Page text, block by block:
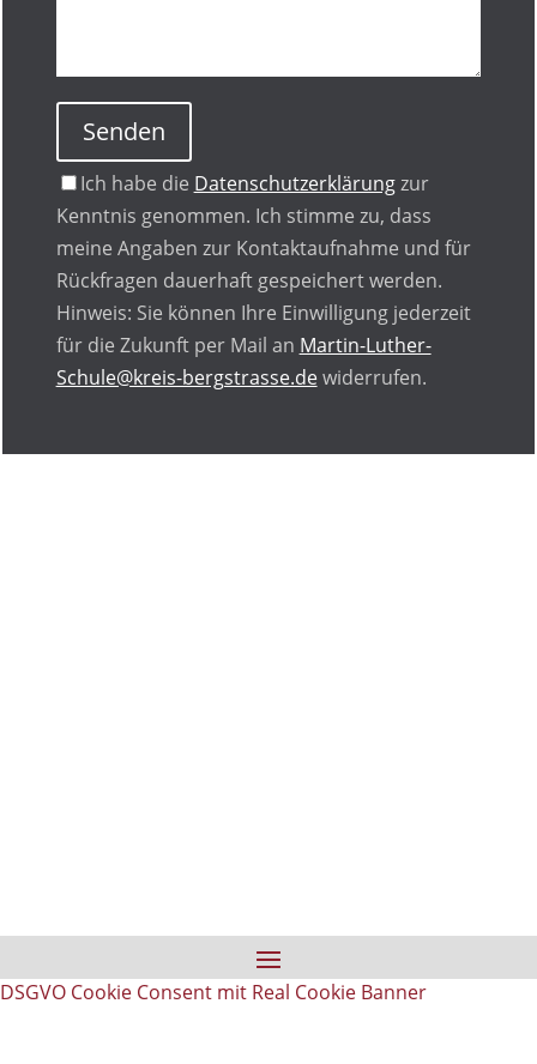
Senden
Ich habe die Datenschutzerklärungzur
Kenntnis genommen. Ich stimme zu, dass
meine Angaben zur Kontaktaufnahme und für
Rückfragen dauerhaft gespeichert werden.
Hinweis: Sie können Ihre Einwilligung jederzeit
für die Zukunft per Mail an Martin-Luther-
Schule@kreis-bergstrasse.dewiderrufen.
DSGVO Cookie Consent mit Real Cookie Banner